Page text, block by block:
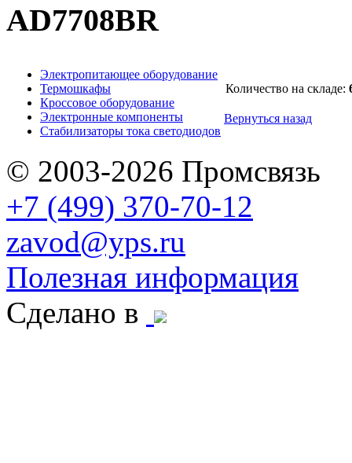
AD7708BR
Электропитающее оборудование
Термошкафы
Кроссовое оборудование
Электронные компоненты
Стабилизаторы тока светодиодов
Количество на складе:
Вернуться назад
© 2003-2026 Промсвязь
+7 (499) 370-70-12
zavod@yps.ru
Полезная информация
Сделано в